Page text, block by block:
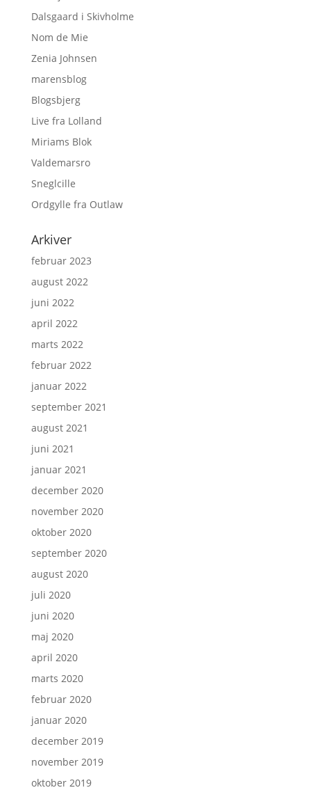
Dalsgaard i Skivholme
Nom de Mie
Zenia Johnsen
marensblog
Blogsbjerg
Live fra Lolland
Miriams Blok
Valdemarsro
Sneglcille
Ordgylle fra Outlaw
Arkiver
februar 2023
august 2022
juni 2022
april 2022
marts 2022
februar 2022
januar 2022
september 2021
august 2021
juni 2021
januar 2021
december 2020
november 2020
oktober 2020
september 2020
august 2020
juli 2020
juni 2020
maj 2020
april 2020
marts 2020
februar 2020
januar 2020
december 2019
november 2019
oktober 2019